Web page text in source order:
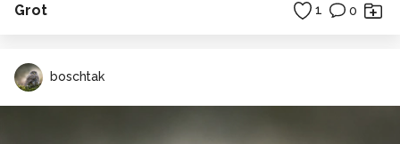
Grot 1 0
boschtak